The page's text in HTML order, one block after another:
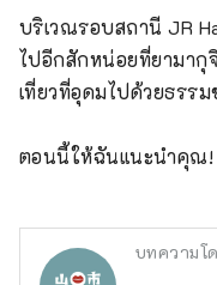
บริเวณรอบสถานี JR
ไปอีกสักหน่อยที่ยามากุ
เที่ยวที่อุดมไปด้วยธรรม
ตอนนี้ให้ฉันแนะนำคุณ!
บทความโ